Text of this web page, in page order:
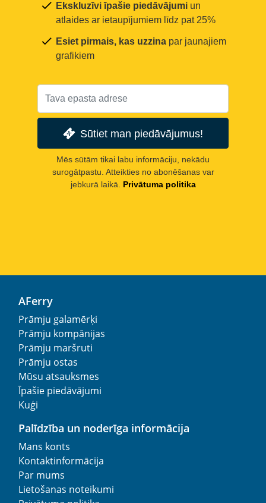
Ekskluzīvi īpašie piedāvājumi un
atlaides ar ietaupījumiem līdz pat 25%
Esiet pirmais, kas uzzina par jaunajiem
grafikiem
Sūtiet man piedāvājumus!
Mēs sūtām tikai labu informāciju, nekādu
surogātpastu. Atteikties no abonēšanas var
jebkurā laikā.
Privātuma politika
AFerry
Prāmju galamērķi
Prāmju kompānijas
Prāmju maršruti
Prāmju ostas
Mūsu atsauksmes
Īpašie piedāvājumi
Kuģi
Palīdzība un noderīga informācija
Mans konts
Kontaktinformācija
Par mums
Lietošanas noteikumi